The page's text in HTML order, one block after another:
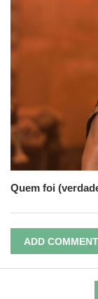
Quem foi
ADD COMMENT